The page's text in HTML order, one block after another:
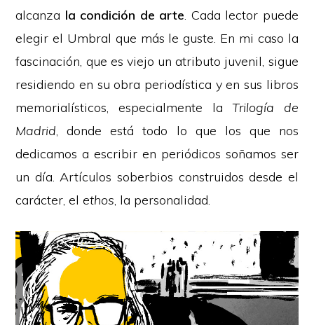
alcanza la condición de arte. Cada lector puede
elegir el Umbral que más le guste. En mi caso la
fascinación, que es viejo un atributo juvenil, sigue
residiendo en su obra periodística y en sus libros
memorialísticos, especialmente laTrilogía de
Madrid, donde está todo lo que los que nos
dedicamos a escribir en periódicos soñamos ser
un día. Artículos soberbios construidos desde el
carácter, el ethos, la personalidad.